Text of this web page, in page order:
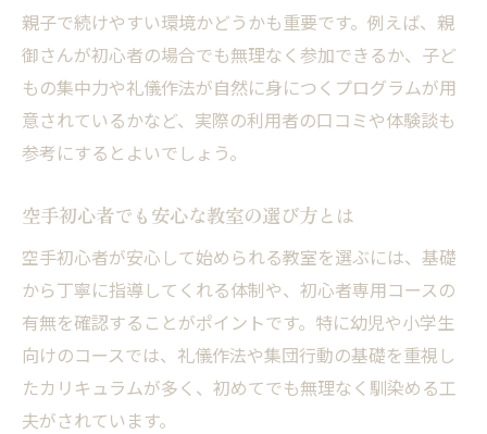
親子で続けやすい環境かどうかも重要です。例えば、親
御さんが初心者の場合でも無理なく参加できるか、子ど
もの集中力や礼儀作法が自然に身につくプログラムが用
意されているかなど、実際の利用者の口コミや体験談も
参考にするとよいでしょう。
空手初心者でも安心な教室の選び方とは
空手初心者が安心して始められる教室を選ぶには、基礎
から丁寧に指導してくれる体制や、初心者専用コースの
有無を確認することがポイントです。特に幼児や小学生
向けのコースでは、礼儀作法や集団行動の基礎を重視し
たカリキュラムが多く、初めてでも無理なく馴染める工
夫がされています。